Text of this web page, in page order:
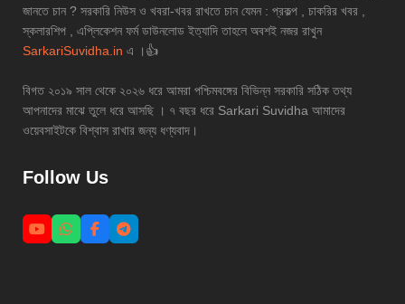
জানতে চান ? সরকারি নিউস ও খবরা-খবর রাখতে চান যেমন : প্রকল্প , চাকরির খবর ,
স্কলারশিপ , এপ্লিকেশন ফর্ম ডাউনলোড ইত্যাদি তাহলে অবশই নজর রাখুন
SarkariSuvidha.in এ ।👍
বিগত ২০১৯ সাল থেকে ২০২৬ ধরে আমরা পশ্চিমবঙ্গের বিভিন্ন সরকারি সঠিক তথ্য
আপনাদের মাঝে তুলে ধরে আসছি । ৭ বছর ধরে Sarkari Suvidha আমাদের
ওয়েবসাইটকে বিশ্বাস রাখার জন্য ধণ্যবাদ।
Follow Us